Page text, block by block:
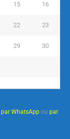
15 16
22 23
29 30
par WhatsAppou par